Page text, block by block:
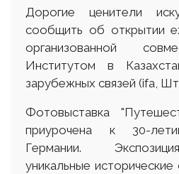
Дорогие ценители
сообщить об открытии
организованной
Институтом в
зарубежных связей (ifa,
Фотовыставка
приурочена к 30-
Германии.
уникальные